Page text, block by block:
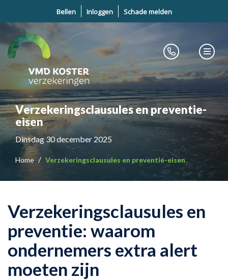
Bellen Inloggen Schade melden
Verzekeringsclausules en preventie-
eisen
Dinsdag 30 december 2025
Home Verzekeringsclausules en preventie-eisen
Verzekeringsclausules en
preventie: waarom
ondernemers extra alert
moeten zijn